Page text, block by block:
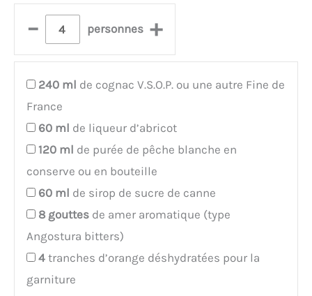
– personnes +
240 ml de cognac V.S.O.P. ou une autre Fine de
France
60 ml de liqueur d’abricot
120 ml de purée de pêche blanche en
conserve ou en bouteille
60 ml de sirop de sucre de canne
8 gouttes de amer aromatique (type
Angostura bitters)
4 tranches d’orange déshydratées pour la
garniture